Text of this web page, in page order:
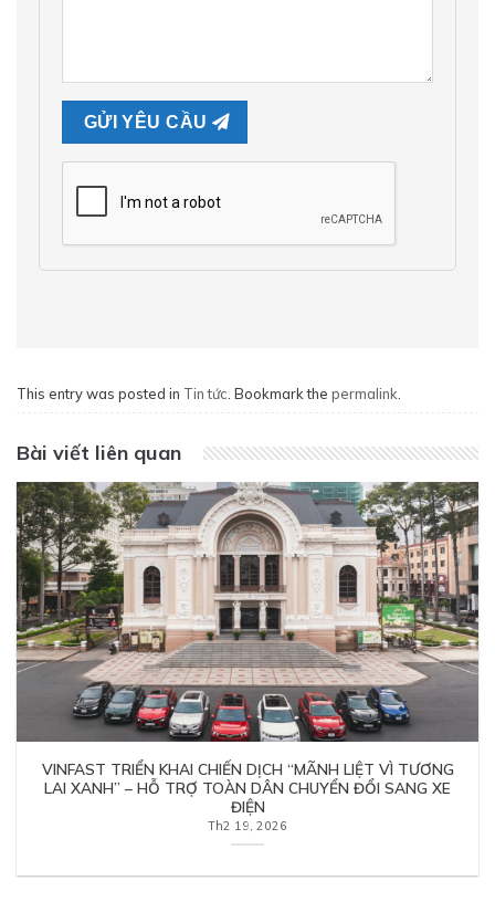
This entry was posted in Tin tức . Bookmark the permalink
Bài viết liên quan
VINFAST TRIỂN KHAI CHIẾN DỊCH “MÃNH LIỆT VÌ TƯƠNG
LAI XANH” – HỖ TRỢ TOÀN DÂN CHUYỂN ĐỔI SANG XE
ĐIỆN
Th2 19, 2026